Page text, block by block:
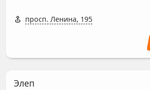
просп. Ленина, 195
Элеп